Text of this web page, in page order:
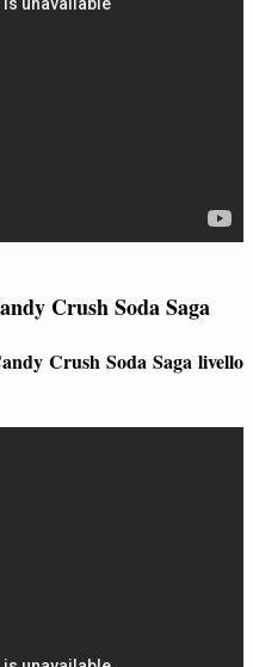
Crush Soda Saga
Crush Soda Saga livello